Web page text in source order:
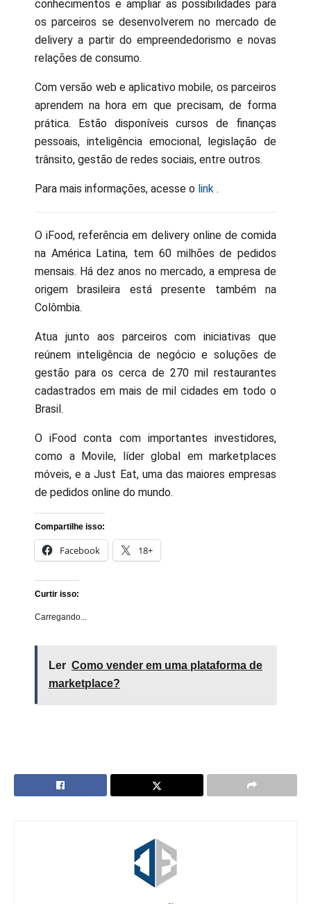
conhecimentos e ampliar as possibilidades para
os parceiros se desenvolverem no mercado de
delivery a partir do empreendedorismo e novas
relações de consumo.
Com versão web e aplicativo mobile, os parceiros
aprendem na hora em que precisam, de forma
prática. Estão disponíveis cursos de finanças
pessoais, inteligência emocional, legislação de
trânsito, gestão de redes sociais, entre outros.
Para mais informações, acesse o link .
O iFood, referência em delivery online de comida
na América Latina, tem 60 milhões de pedidos
mensais. Há dez anos no mercado, a empresa de
origem brasileira está presente também na
Colômbia.
Atua junto aos parceiros com iniciativas que
reúnem inteligência de negócio e soluções de
gestão para os cerca de 270 mil restaurantes
cadastrados em mais de mil cidades em todo o
Brasil.
O iFood conta com importantes investidores,
como a Movile, líder global em marketplaces
móveis, e a Just Eat, uma das maiores empresas
de pedidos online do mundo.
Compartilhe isso:
Facebook 18+
Curtir isso:
Carregando...
Ler Como vender em uma plataforma de
marketplace?